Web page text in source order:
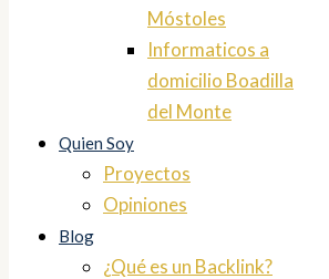
Móstoles
Informaticos a
domicilio Boadilla
del Monte
Quien Soy
Proyectos
Opiniones
Blog
¿Qué es un Backlink?